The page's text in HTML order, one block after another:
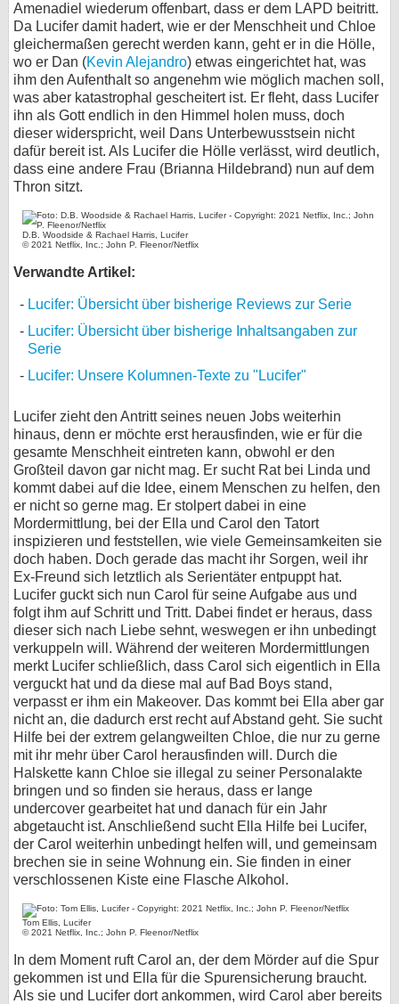
Amenadiel wiederum offenbart, dass er dem LAPD beitritt.
Da Lucifer damit hadert, wie er der Menschheit und Chloe
gleichermaßen gerecht werden kann, geht er in die Hölle,
wo er Dan (Kevin Alejandro) etwas eingerichtet hat, was
ihm den Aufenthalt so angenehm wie möglich machen soll,
was aber katastrophal gescheitert ist. Er fleht, dass Lucifer
ihn als Gott endlich in den Himmel holen muss, doch
dieser widerspricht, weil Dans Unterbewusstsein nicht
dafür bereit ist. Als Lucifer die Hölle verlässt, wird deutlich,
dass eine andere Frau (Brianna Hildebrand) nun auf dem
Thron sitzt.
D.B. Woodside & Rachael Harris, Lucifer
© 2021 Netflix, Inc.; John P. Fleenor/Netflix
Verwandte Artikel:
Lucifer: Übersicht über bisherige Reviews zur Serie
Lucifer: Übersicht über bisherige Inhaltsangaben zur
Serie
Lucifer: Unsere Kolumnen-Texte zu "Lucifer"
Lucifer zieht den Antritt seines neuen Jobs weiterhin
hinaus, denn er möchte erst herausfinden, wie er für die
gesamte Menschheit eintreten kann, obwohl er den
Großteil davon gar nicht mag. Er sucht Rat bei Linda und
kommt dabei auf die Idee, einem Menschen zu helfen, den
er nicht so gerne mag. Er stolpert dabei in eine
Mordermittlung, bei der Ella und Carol den Tatort
inspizieren und feststellen, wie viele Gemeinsamkeiten sie
doch haben. Doch gerade das macht ihr Sorgen, weil ihr
Ex-Freund sich letztlich als Serientäter entpuppt hat.
Lucifer guckt sich nun Carol für seine Aufgabe aus und
folgt ihm auf Schritt und Tritt. Dabei findet er heraus, dass
dieser sich nach Liebe sehnt, weswegen er ihn unbedingt
verkuppeln will. Während der weiteren Mordermittlungen
merkt Lucifer schließlich, dass Carol sich eigentlich in Ella
verguckt hat und da diese mal auf Bad Boys stand,
verpasst er ihm ein Makeover. Das kommt bei Ella aber gar
nicht an, die dadurch erst recht auf Abstand geht. Sie sucht
Hilfe bei der extrem gelangweilten Chloe, die nur zu gerne
mit ihr mehr über Carol herausfinden will. Durch die
Halskette kann Chloe sie illegal zu seiner Personalakte
bringen und so finden sie heraus, dass er lange
undercover gearbeitet hat und danach für ein Jahr
abgetaucht ist. Anschließend sucht Ella Hilfe bei Lucifer,
der Carol weiterhin unbedingt helfen will, und gemeinsam
brechen sie in seine Wohnung ein. Sie finden in einer
verschlossenen Kiste eine Flasche Alkohol.
Tom Ellis, Lucifer
© 2021 Netflix, Inc.; John P. Fleenor/Netflix
In dem Moment ruft Carol an, der dem Mörder auf die Spur
gekommen ist und Ella für die Spurensicherung braucht.
Als sie und Lucifer dort ankommen, wird Carol aber bereits